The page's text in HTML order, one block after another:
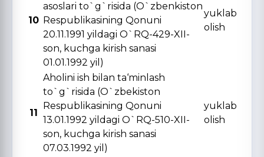
10
asoslari to`g`risida (O`zbenkiston
Respublikasining Qonuni
20.11.1991 yildagi O`RQ-429-XII-
son, kuchga kirish sanasi
01.01.1992 yil)
yuklab
olish
11
Aholini ish bilan ta‘minlash
to`g`risida (O`zbekiston
Respublikasining Qonuni
13.01.1992 yildagi O`RQ-510-XII-
son, kuchga kirish sanasi
07.03.1992 yil)
yuklab
olish